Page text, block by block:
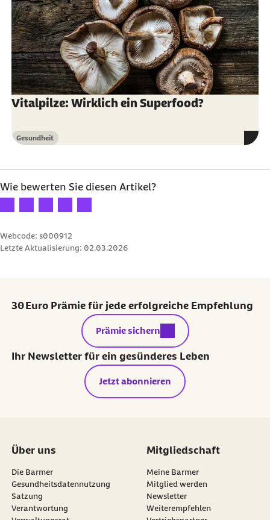
Vitalpilze: Wirklich ein Superfood?
Kategorie
Gesundheit
Wie bewerten Sie diesen Artikel?
Ihre Bewertung: 1 Stern
Ihre Bewertung: 2 Sterne
Ihre Bewertung: 3 Sterne
Ihre Bewertung: 4 Sterne
Ihre Bewertung: 5 Sterne
Webcode: s000912
Letzte Aktualisierung: 02.03.2026
30 Euro Prämie für jede erfolgreiche Empfehlung
externer Link:
Prämie sichern
Ihr Newsletter für ein gesünderes Leben
Jetzt abonnieren
Über uns
Die Barmer
Gesundheitsdatennutzung
Satzung
Verantwortung
Mitgliedschaft
Meine Barmer
Mitglied werden
Newsletter
externer Link:
Weiterempfehlen